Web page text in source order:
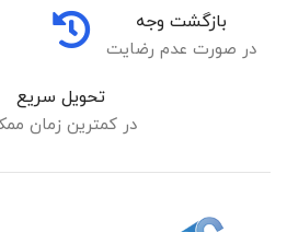
بازگشت وجه
در صورت عدم رضایت
تحویل سریع
در کمترین زمان